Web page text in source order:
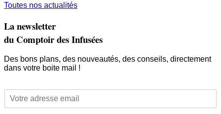
Toutes nos actualités
La newsletter
du Comptoir des Infusées
Des bons plans, des nouveautés, des conseils, directement
dans votre boite mail !
*
m